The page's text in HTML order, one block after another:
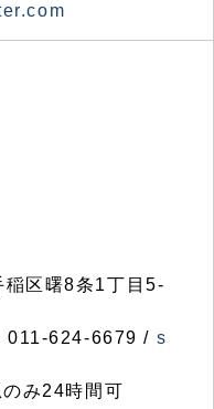
区曙8条1丁目5-
011-624-6679 / s
み24時間可